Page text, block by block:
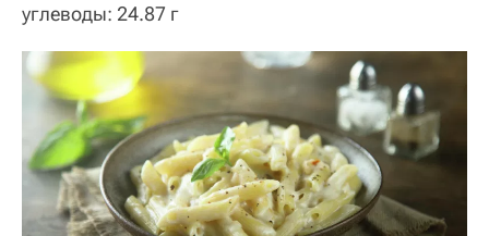
углеводы: 24.87 г